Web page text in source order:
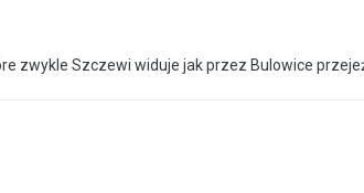
zwykle Szczewi widuje jak przez Bulowice